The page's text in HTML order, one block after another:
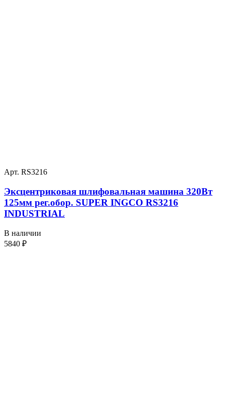
Арт. RS3216
Эксцентриковая шлифовальная машина 320Вт
125мм рег.обор. SUPER INGCO RS3216
INDUSTRIAL
В наличии
5840 ₽